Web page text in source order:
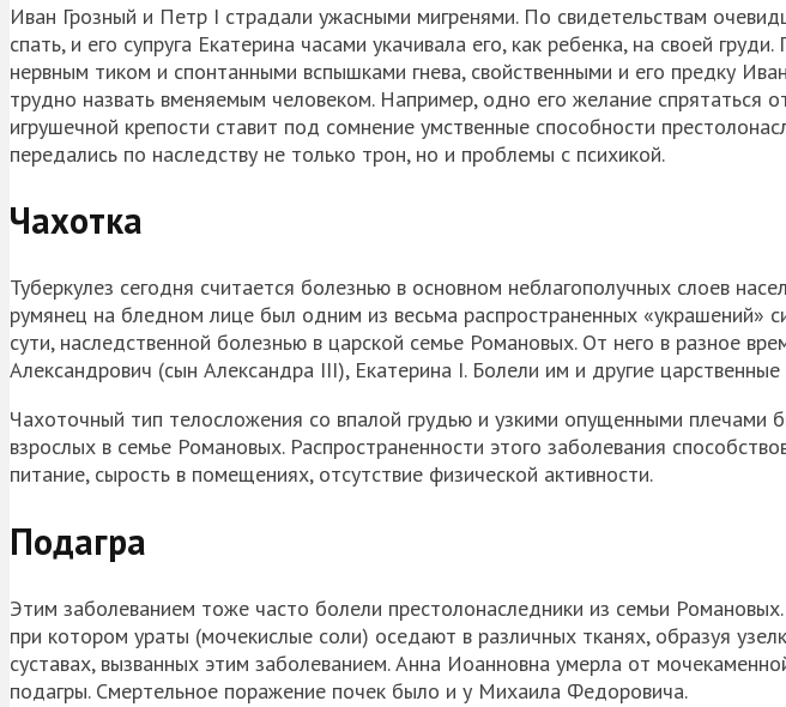
Иван Грозный и Петр I страдали ужасными мигренями. По свидетельствам
спать, и его супруга Екатерина часами укачивала его, как ребенка, на своей
нервным тиком и спонтанными вспышками гнева, свойственными и его предку
трудно назвать вменяемым человеком. Например, одно его желание спрятаться
игрушечной крепости ставит под сомнение умственные способности
передались по наследству не только трон, но и проблемы с психикой.
Чахотка
Туберкулез сегодня считается болезнью в основном неблагополучных слоев
румянец на бледном лице был одним из весьма распространенных «украшений»
сути, наследственной болезнью в царской семье Романовых. От него в разное
Александрович (сын Александра III), Екатерина I. Болели им и другие
Чахоточный тип телосложения со впалой грудью и узкими опущенными плечами
взрослых в семье Романовых. Распространенности этого заболевания
питание, сырость в помещениях, отсутствие физической активности.
Подагра
Этим заболеванием тоже часто болели престолонаследники из семьи
при котором ураты (мочекислые соли) оседают в различных тканях, образуя
суставах, вызванных этим заболеванием. Анна Иоанновна умерла от
подагры. Смертельное поражение почек было и у Михаила Федоровича.